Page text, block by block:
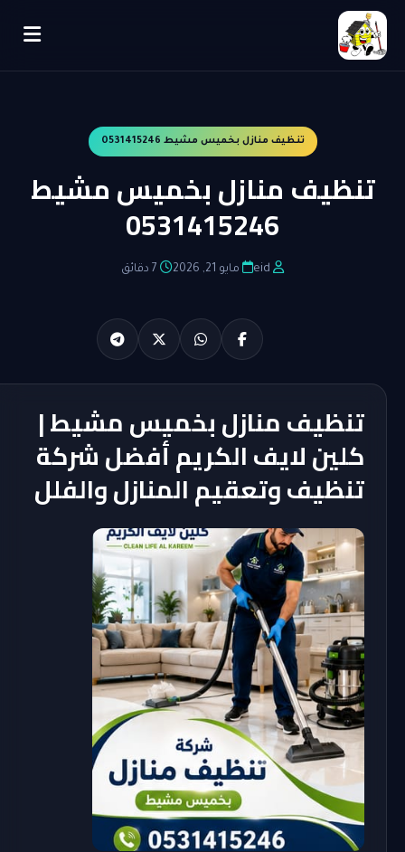
تنظيف منازل بخميس مشيط 0531415246
تنظيف منازل بخميس مشيط
0531415246
مايو 21, 2026 7 دقائق
تنظيف منازل بخميس مشيط |
كلين لايف الكريم أفضل شركة
تنظيف وتعقيم المنازل والفلل